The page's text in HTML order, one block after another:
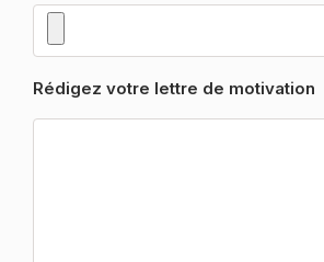
Limité à 50 Mo.
Rédigez votre lettre de motivation